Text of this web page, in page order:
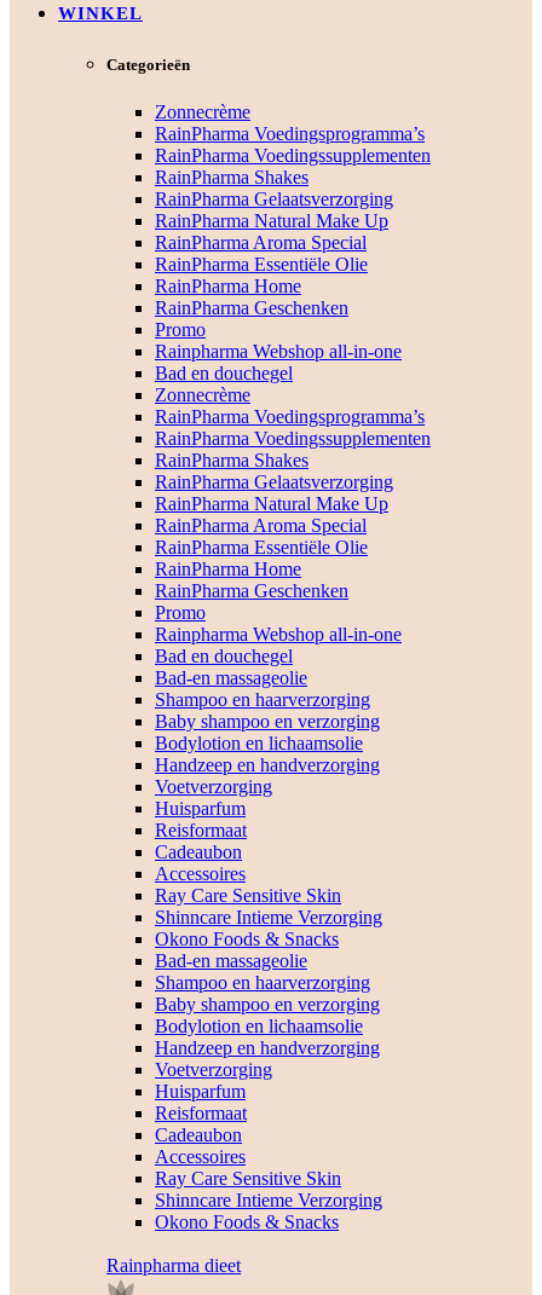
WINKEL
Categorieën
Zonnecrème
RainPharma Voedingsprogramma’s
RainPharma Voedingssupplementen
RainPharma Shakes
RainPharma Gelaatsverzorging
RainPharma Natural Make Up
RainPharma Aroma Special
RainPharma Essentiële Olie
RainPharma Home
RainPharma Geschenken
Promo
Rainpharma Webshop all-in-one
Bad en douchegel
Zonnecrème
RainPharma Voedingsprogramma’s
RainPharma Voedingssupplementen
RainPharma Shakes
RainPharma Gelaatsverzorging
RainPharma Natural Make Up
RainPharma Aroma Special
RainPharma Essentiële Olie
RainPharma Home
RainPharma Geschenken
Promo
Rainpharma Webshop all-in-one
Bad en douchegel
Bad-en massageolie
Shampoo en haarverzorging
Baby shampoo en verzorging
Bodylotion en lichaamsolie
Handzeep en handverzorging
Voetverzorging
Huisparfum
Reisformaat
Cadeaubon
Accessoires
Ray Care Sensitive Skin
Shinncare Intieme Verzorging
Okono Foods & Snacks
Bad-en massageolie
Shampoo en haarverzorging
Baby shampoo en verzorging
Bodylotion en lichaamsolie
Handzeep en handverzorging
Voetverzorging
Huisparfum
Reisformaat
Cadeaubon
Accessoires
Ray Care Sensitive Skin
Shinncare Intieme Verzorging
Okono Foods & Snacks
Rainpharma dieet